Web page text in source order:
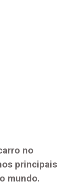
no
principais
mundo.